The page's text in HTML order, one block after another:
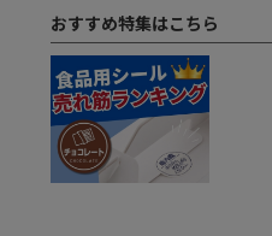
おすすめ特集はこちら